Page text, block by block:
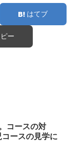
はてブ
ー
コースの対
ースの見学に